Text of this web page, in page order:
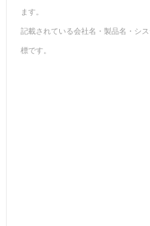
ます。
記載されている会社名・製品名・シ
標です。